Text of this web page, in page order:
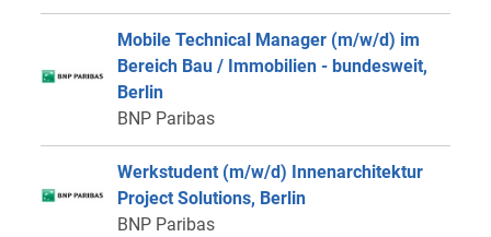
Mobile Technical Manager (m/w/d) im
Bereich Bau / Immobilien - bundesweit,
Berlin
BNP Paribas
Werkstudent (m/w/d) Innenarchitektur
Project Solutions, Berlin
BNP Paribas